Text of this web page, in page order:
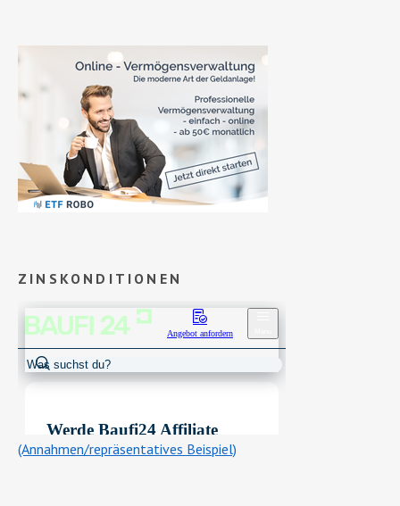
ZINSKONDITIONEN
(Annahmen/repräsentatives Beispiel)